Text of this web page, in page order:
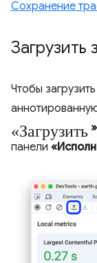
Сохранение
Загрузить
Чтобы
«Загрузить »
панели